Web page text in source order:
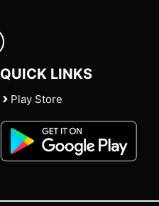
QUICK LINKS
Play Store